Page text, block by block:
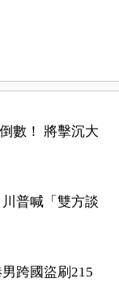
數！ 將擊沉大
普喊「雙方談
跨國盜刷215